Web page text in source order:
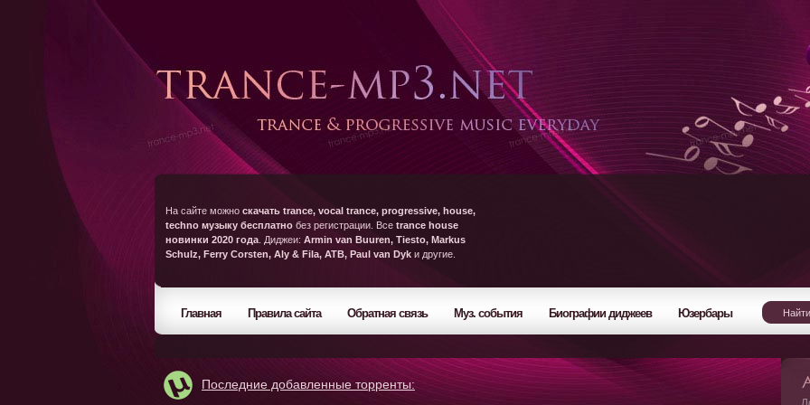
На сайте можно скачать trance, vocal trance, progressive, house,
techno музыку бесплатно без регистрации. Все trance house
новинки 2020 года . Диджеи: Armin van Buuren, Tiesto, Markus
Schulz, Ferry Corsten, Aly & Fila, ATB, Paul van Dyk и другие.
Главная Правила сайта Обратная связь Муз. события Биографии диджеев Юзербары
Последние добавленные торренты: